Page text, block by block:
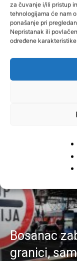
za čuvanje i/ili pristup
tehnologijama će nam
ponašanje pri
Nepristanak ili
određene
Bosanac
granici,